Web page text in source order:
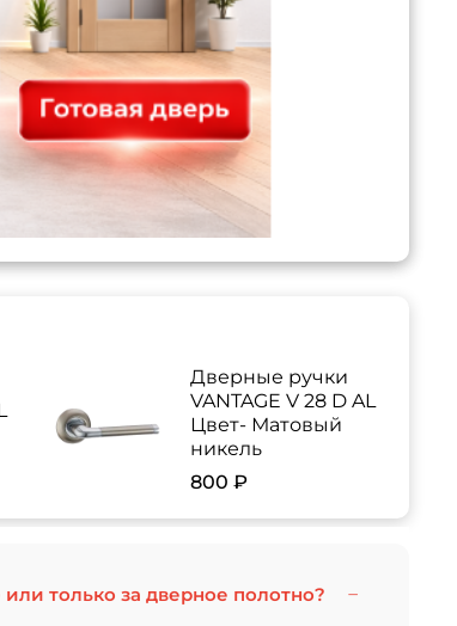
Дверные ручки
VANTAGE V 28 D AL
Цвет- Матовый
никель
800 ₽
или только за дверное полотно?